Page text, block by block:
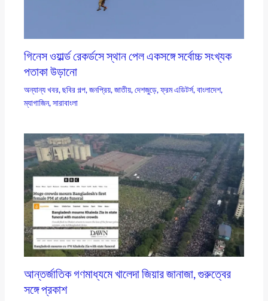
গিনেস ওয়ার্ল্ড রেকর্ডসে স্থান পেল একসঙ্গে সর্বোচ্চ সংখ্যক
পতাকা উড়ানো
অন্যান্য খবর,ছবির গল্প,জনপ্রিয়,জাতীয়,দেশজুড়ে,ফ্রম এডিটর্স,বাংলাদেশ,
ম্যাগাজিন,সারাবাংলা
আন্তর্জাতিক গণমাধ্যমে খালেদা জিয়ার জানাজা, গুরুত্বের
সঙ্গে প্রকাশ